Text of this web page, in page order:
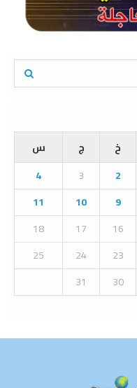
E
A
R
C
H
خ ج
س
2
3
4
9
10
11
16
17
18
23
24
25
30
31